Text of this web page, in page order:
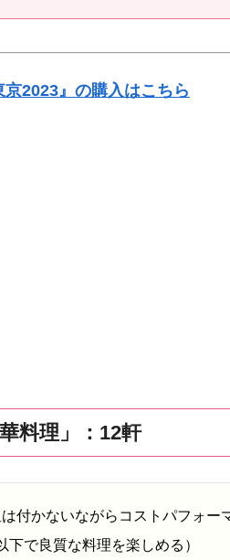
京2023』の購入はこちら
料理」：12軒
付かないながらコストパフォ
で良質な料理を楽しめる）